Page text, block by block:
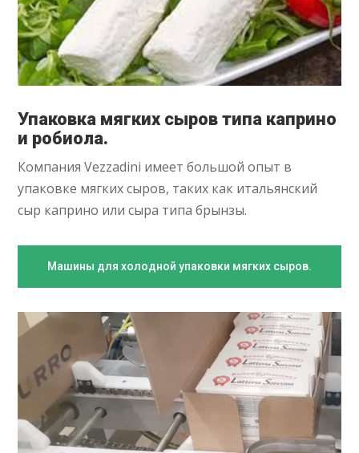
Упаковка мягких сыров типа каприно
и робиола.
Компания Vezzadini имеет большой опыт в
упаковке мягких сыров, таких как итальянский
сыр каприно или сыра типа брынзы.
Машины для холодной упаковки мягких сыров.